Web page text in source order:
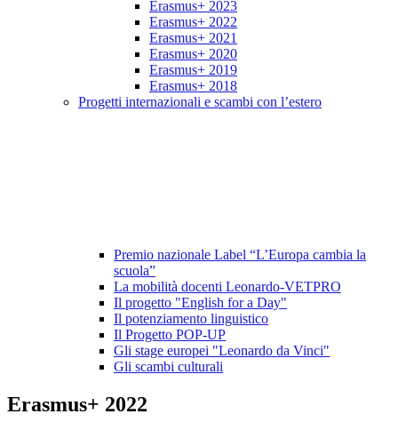
Erasmus+ 2023
Erasmus+ 2022
Erasmus+ 2021
Erasmus+ 2020
Erasmus+ 2019
Erasmus+ 2018
Progetti internazionali e scambi con l’estero
Premio nazionale Label “L’Europa cambia la
scuola”
La mobilità docenti Leonardo-VETPRO
Il progetto "English for a Day"
Il potenziamento linguistico
Il Progetto POP-UP
Gli stage europei "Leonardo da Vinci"
Gli scambi culturali
Erasmus+ 2022